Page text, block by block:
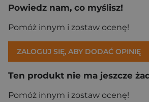
Powiedz nam, co myślisz!
Pomóż innym i zostaw ocenę!
ZALOGUJ SIĘ, ABY DODAĆ OPINIĘ
Ten produkt nie ma jeszcze
Pomóż innym i zostaw ocenę!